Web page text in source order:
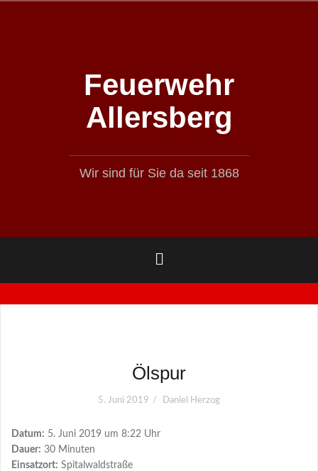
Feuerwehr
Allersberg
Wir sind für Sie da seit 1868
Ölspur
5. Juni 2019 Daniel Herzog
Datum: 5. Juni 2019 um 8:22 Uhr
Dauer: 30 Minuten
Einsatzort: Spitalwaldstraße